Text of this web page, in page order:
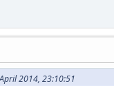
2014, 23:10:51